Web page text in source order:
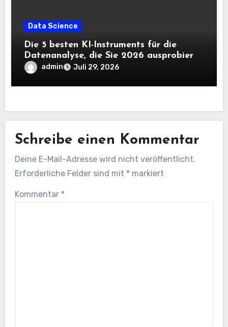
Data Science
Die 5 besten KI-Instruments für die
Datenanalyse, die Sie 2026 ausprobieren
solltenadmin Juli 29, 2026
Schreibe einen Kommentar
Deine E-Mail-Adresse wird nicht veröffentlicht.
Erforderliche Felder sind mit * markiert
Kommentar *